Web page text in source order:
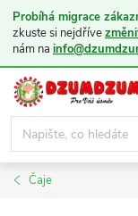
Probíhá migrace
zkuste si nejdříve
nám na
Přejít
obsah
Čaje